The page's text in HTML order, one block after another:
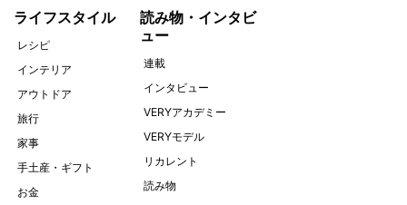
ライフスタイル
レシピ
インテリア
アウトドア
旅行
家事
手土産・ギフト
お金
読み物・インタビ
ュー
連載
インタビュー
VERYアカデミー
VERYモデル
リカレント
読み物